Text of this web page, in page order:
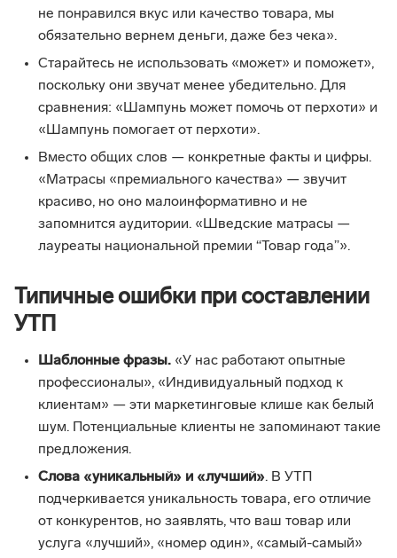
не понравился вкус или качество товара, мы
обязательно вернем деньги, даже без чека».
Старайтесь не использовать «может» и поможет»,
поскольку они звучат менее убедительно. Для
сравнения: «Шампунь может помочь от перхоти» и
«Шампунь помогает от перхоти».
Вместо общих слов — конкретные факты и цифры.
«Матрасы «премиального качества» — звучит
красиво, но оно малоинформативно и не
запомнится аудитории. «Шведские матрасы —
лауреаты национальной премии “Товар года”».
Типичные ошибки при составлении
УТП
Шаблонные фразы. «У нас работают опытные
профессионалы», «Индивидуальный подход к
клиентам» — эти маркетинговые клише как белый
шум. Потенциальные клиенты не запоминают такие
предложения.
Слова «уникальный» и «лучший». В УТП
подчеркивается уникальность товара, его отличие
от конкурентов, но заявлять, что ваш товар или
услуга «лучший», «номер один», «самый-самый»